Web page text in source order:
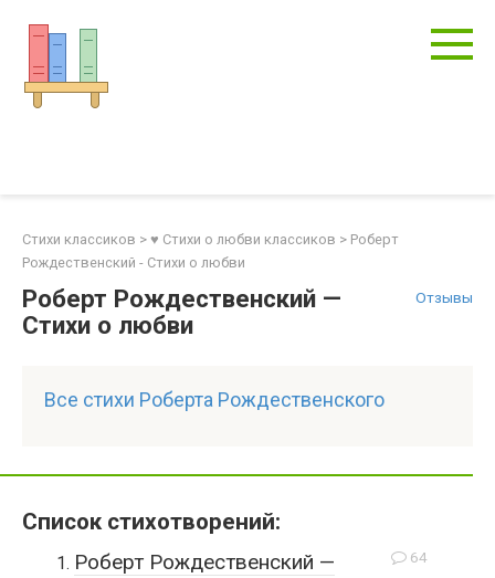
контенту
Стихи классиков > ♥ Стихи о любви классиков > Роберт
Рождественский - Стихи о любви
Отзывы
Роберт Рождественский —
Стихи о любви
Все стихи Роберта Рождественского
Список стихотворений:
64
Роберт Рождественский —